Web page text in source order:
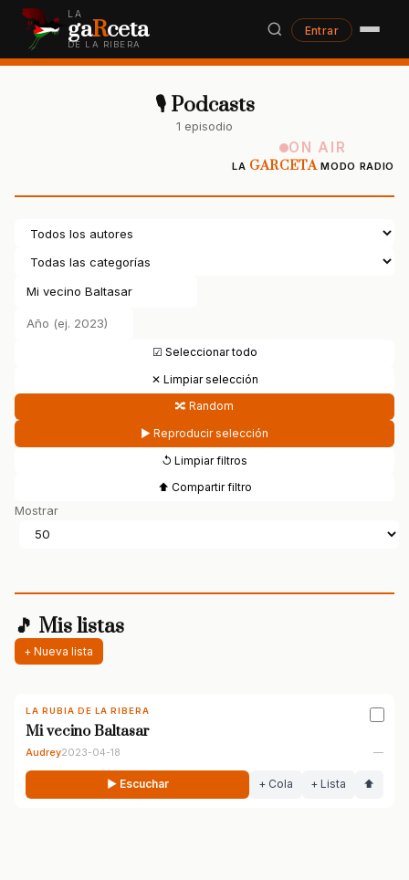
LA
gaRceta
DE LA RIBERA
Entrar
🎙 Podcasts
1 episodio
ON AIR
LA GARCETAMODO RADIO
☑ Seleccionar todo
✕ Limpiar selección
🔀 Random
▶ Reproducir selección
↺ Limpiar filtros
⬆ Compartir filtro
Mostrar
🎵 Mis listas
+ Nueva lista
LA RUBIA DE LA RIBERA
Mi vecino Baltasar
Audrey2023-04-18 —
▶ Escuchar + Cola + Lista ⬆